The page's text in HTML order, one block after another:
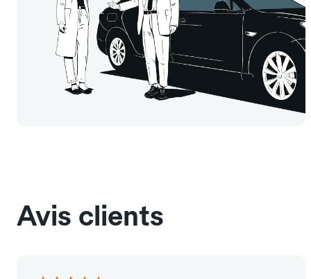
Avis clients